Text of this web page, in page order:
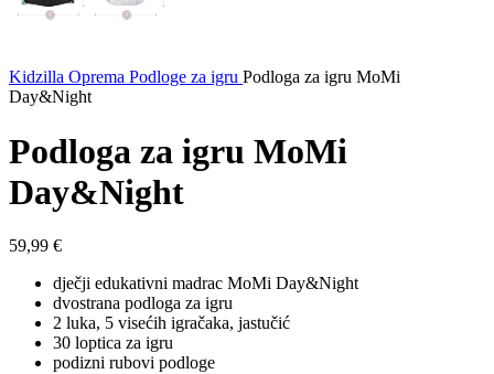
Kidzilla Oprema Podloge za igru Podloga za igru MoMi
Day&Night
Podloga za igru MoMi
Day&Night
59,99 €
dječji edukativni madrac MoMi Day&Night
dvostrana podloga za igru
2 luka, 5 visećih igračaka, jastučić
30 loptica za igru
podizni rubovi podloge